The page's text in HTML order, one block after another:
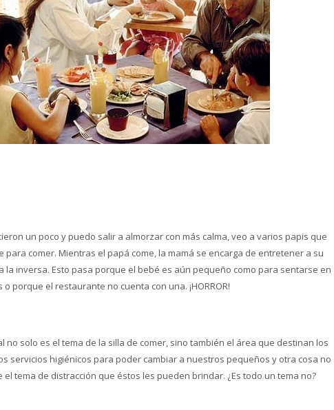
un poco y puedo salir a almorzar con más calma, veo a varios papis que
para comer. Mientras el papá come, la mamá se encarga de entretener a su
la inversa. Esto pasa porque el bebé es aún pequeño como para sentarse en
porque el restaurante no cuenta con una. ¡HORROR!
no solo es el tema de la silla de comer, sino también el área que destinan los
servicios higiénicos para poder cambiar a nuestros pequeños y otra cosa no
tema de distracción que éstos les pueden brindar. ¿Es todo un tema no?